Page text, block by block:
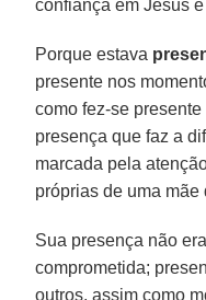
confiança em Jesus
Porque estava
presente nos
como fez-se
presença que faz a
marcada pela
próprias de uma mãe
Sua presença não
comprometida;
outros, assim como